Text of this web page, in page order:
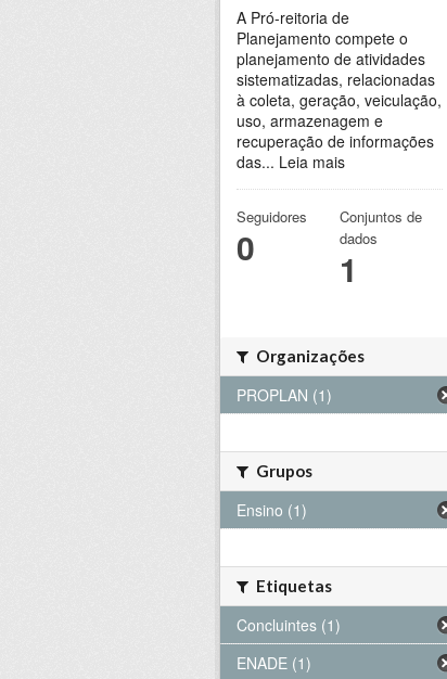
A Pró-reitoria de
Planejamento compete o
planejamento de atividades
sistematizadas, relacionadas
à coleta, geração, veiculação,
uso, armazenagem e
recuperação de informações
das... Leia mais
Seguidores
0
Conjuntos de
dados
1
Organizações
PROPLAN (1)
Grupos
Ensino (1)
Etiquetas
Concluintes (1)
ENADE (1)